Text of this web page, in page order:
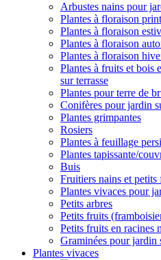
Arbustes nains pour
Plantes à floraison
Plantes à floraison
Plantes à floraison
Plantes à floraison
Plantes à fruits et bois
sur terrasse
Plantes pour terre de
Conifères pour jardin
Plantes grimpantes
Rosiers
Plantes à feuillage
Plantes tapissante/
Buis
Fruitiers nains et petits
Plantes vivaces pour
Petits arbres
Petits fruits
Petits fruits en racines
Graminées pour jardin
Plantes vivaces